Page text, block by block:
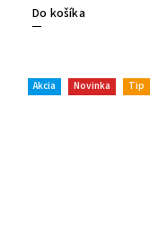
Do košíka
Akcia Novinka Tip